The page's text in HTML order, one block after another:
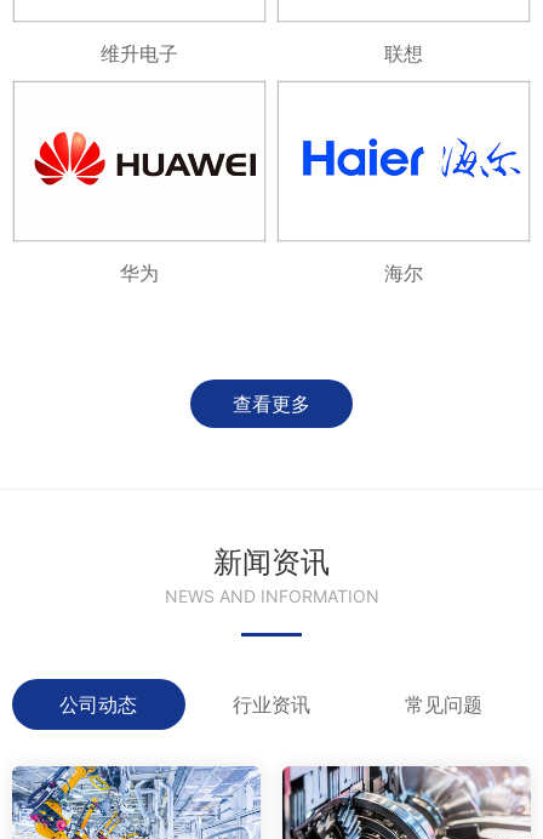
维升电子 联想
华为 海尔
查看更多
新闻资讯
NEWS AND INFORMATION
公司动态 行业资讯 常见问题